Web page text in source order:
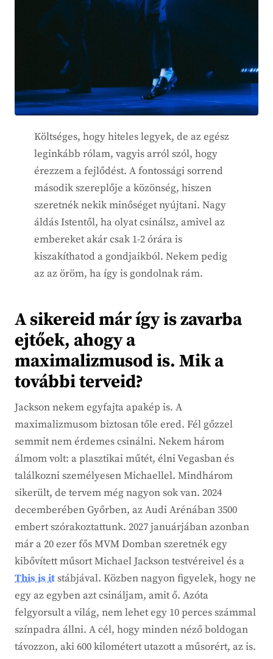
Költséges, hogy hiteles legyek, de az egész
leginkább rólam, vagyis arról szól, hogy
érezzem a fejlődést. A fontossági sorrend
második szereplője a közönség, hiszen
szeretnék nekik minőséget nyújtani. Nagy
áldás Istentől, ha olyat csinálsz, amivel az
embereket akár csak 1-2 órára is
kiszakíthatod a gondjaikból. Nekem pedig
az az öröm, ha így is gondolnak rám.
A sikereid már így is zavarba
ejtőek, ahogy a
maximalizmusod is. Mik a
további terveid?
Jackson nekem egyfajta apakép is. A
maximalizmusom biztosan tőle ered. Fél gőzzel
semmit nem érdemes csinálni. Nekem három
álmom volt: a plasztikai műtét, élni Vegasban és
találkozni személyesen Michaellel. Mindhárom
sikerült, de tervem még nagyon sok van. 2024
decemberében Győrben, az Audi Arénában 3500
embert szórakoztattunk. 2027 januárjában azonban
már a 20 ezer fős MVM Domban szeretnék egy
kibővített műsort Michael Jackson testvéreivel és a
This is itstábjával. Közben nagyon figyelek, hogy ne
egy az egyben azt csináljam, amit ő. Azóta
felgyorsult a világ, nem lehet egy 10 perces számmal
színpadra állni. A cél, hogy minden néző boldogan
távozzon, aki 600 kilométert utazott a műsorért, az is.